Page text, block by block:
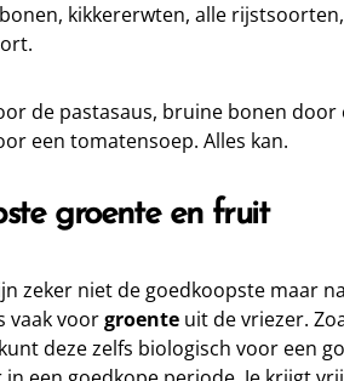
kikkererwten, alle
de pastasaus, bruine bonen
een tomatensoep. Alles kan.
groente en fruit
zeker niet de goedkoopste maar
vaak voorgroente uit de vriezer.
deze zelfs biologisch voor een